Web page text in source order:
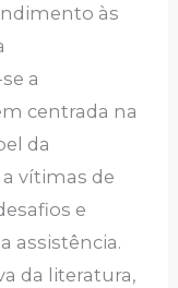
às
a
centrada na
da
vítimas de
e
assistência.
da literatura,